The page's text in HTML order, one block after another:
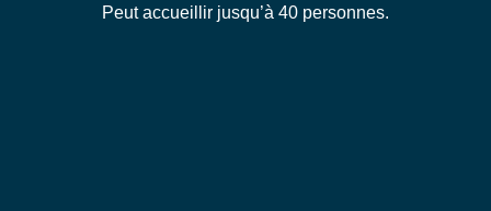
Peut accueillir jusqu’à 40 personnes.